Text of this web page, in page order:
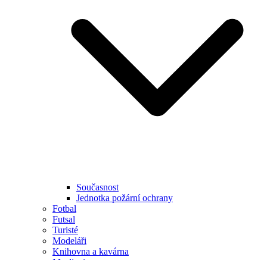
Současnost
Jednotka požární ochrany
Fotbal
Futsal
Turisté
Modeláři
Knihovna a kavárna